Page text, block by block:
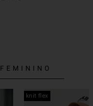
FEMININO
knit flex